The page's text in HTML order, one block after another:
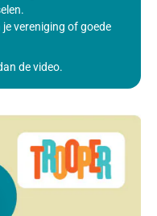
vereniging of goede
de video.